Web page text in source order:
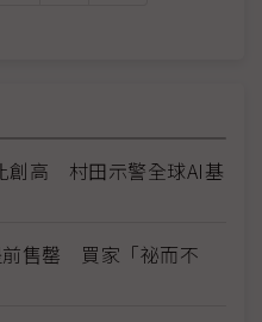
創高 村田示警全球AI基
售罄 買家「祕而不